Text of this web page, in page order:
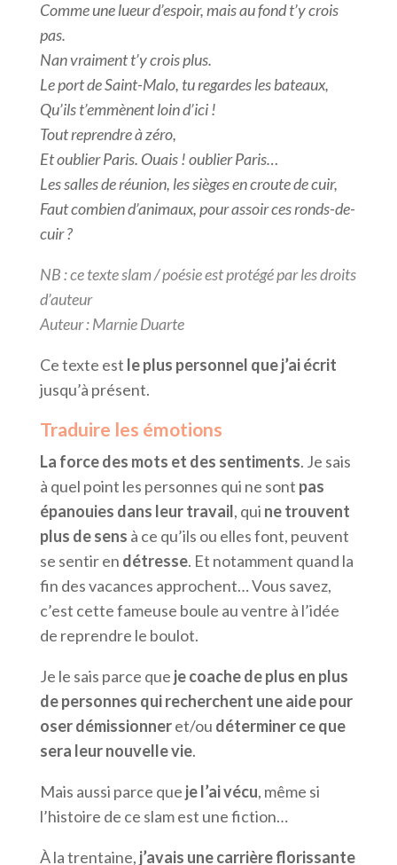
Comme une lueur d’espoir, mais au fond t’y crois
pas.
Nan vraiment t’y crois plus.
Le port de Saint-Malo, tu regardes les bateaux,
Qu’ils t’emmènent loin d’ici !
Tout reprendre à zéro,
Et oublier Paris. Ouais ! oublier Paris…
Les salles de réunion, les sièges en croute de cuir,
Faut combien d’animaux, pour assoir ces ronds-de-
cuir ?
NB : ce texte slam / poésie est protégé par les droits
d’auteur
Auteur : Marnie Duarte
Ce texte est le plus personnel que j’ai écrit
jusqu’à présent.
Traduire les émotions
La force des mots et des sentiments. Je sais
à quel point les personnes qui ne sont pas
épanouies dans leur travail, qui ne trouvent
plus de sens à ce qu’ils ou elles font, peuvent
se sentir en détresse. Et notamment quand la
fin des vacances approchent… Vous savez,
c’est cette fameuse boule au ventre à l’idée
de reprendre le boulot.
Je le sais parce que je coache de plus en plus
de personnes qui recherchent une aide pour
oser démissionneret/ou déterminer ce que
sera leur nouvelle vie.
Mais aussi parce que je l’ai vécu, même si
l’histoire de ce slam est une fiction…
À la trentaine, j’avais une carrière florissante